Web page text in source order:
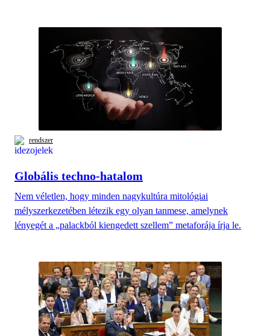
rendszer
Globális techno-hatalom
Nem véletlen, hogy minden nagykultúra mitológiai
mélyszerkezetében létezik egy olyan tanmese, amelynek
lényegét a „palackból kiengedett szellem” metaforája írja le.